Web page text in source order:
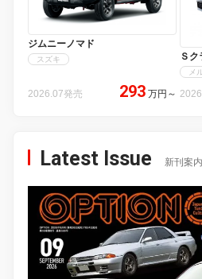
ジムニーノマド
スズキ
2026.07発売 293 万円 ～
Ｓク
メ
Latest Issue 新刊案内